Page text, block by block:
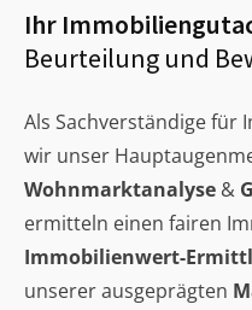
Ihr
Beurteilung und
Als Sachverständige für
wir unser
Wohnmarktanalyse &
ermitteln einen fairen
Immobilienwert-
unserer ausgeprägten